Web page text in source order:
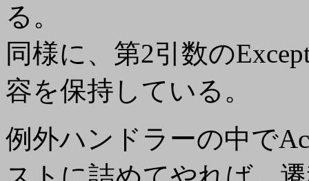
る。
同様に、第2引数の
容を保持している。
例外ハンドラーの中で